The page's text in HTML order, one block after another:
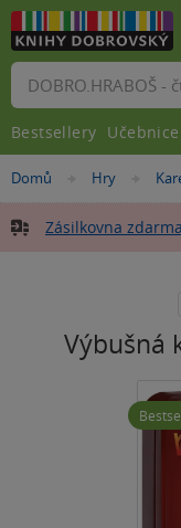
Nacházíte
zde:
Domů »Hry »
Zásilkovna
Výbušná
Vyhledávání
Bestsellery Učebnice